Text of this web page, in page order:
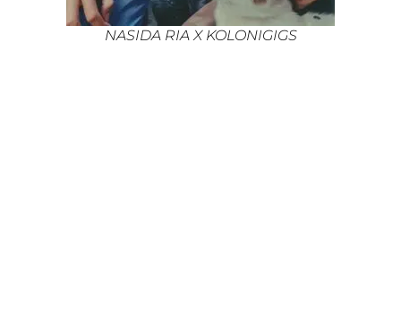
NASIDA RIA X KOLONIGIGS